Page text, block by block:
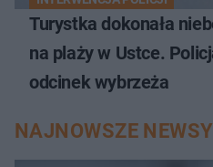
Turystka dokonała
na plaży w Ustce.
odcinek wybrzeża
NAJNOWSZE